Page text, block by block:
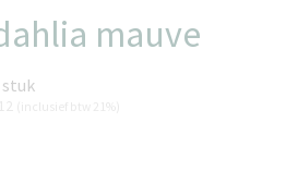
mauve
stuk